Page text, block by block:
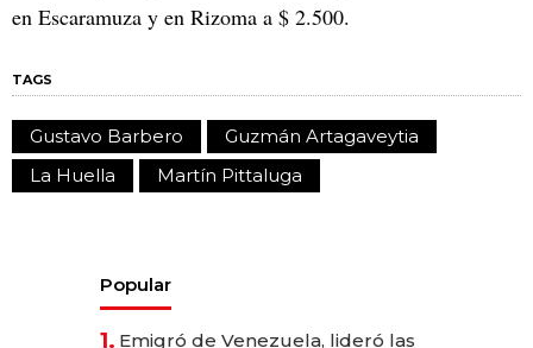
en Escaramuza y en Rizoma a $ 2.500.
TAGS
Gustavo Barbero
Guzmán Artagaveytia
La Huella
Martín Pittaluga
Popular
1. Emigró de Venezuela, lideró las